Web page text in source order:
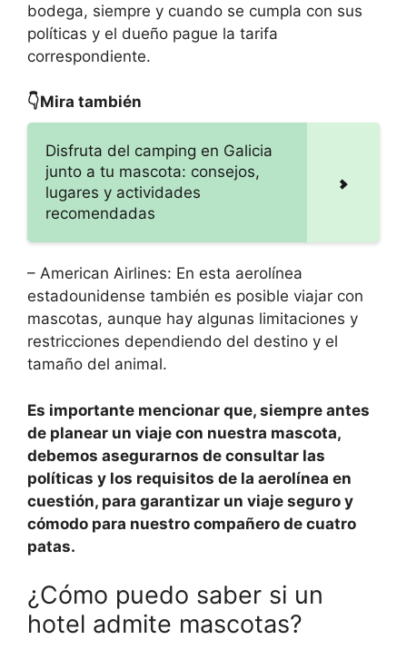
bodega, siempre y cuando se cumpla con sus
políticas y el dueño pague la tarifa
correspondiente.
👇Mira también
Disfruta del camping en Galicia
junto a tu mascota: consejos,
lugares y actividades
recomendadas
– American Airlines: En esta aerolínea
estadounidense también es posible viajar con
mascotas, aunque hay algunas limitaciones y
restricciones dependiendo del destino y el
tamaño del animal.
Es importante mencionar que, siempre antes
de planear un viaje con nuestra mascota,
debemos asegurarnos de consultar las
políticas y los requisitos de la aerolínea en
cuestión, para garantizar un viaje seguro y
cómodo para nuestro compañero de cuatro
patas.
¿Cómo puedo saber si un
hotel admite mascotas?